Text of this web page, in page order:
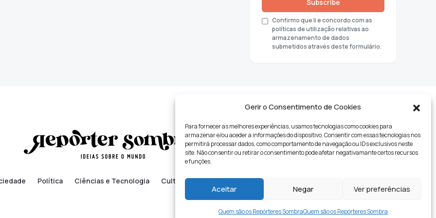
Gerir o Consentimento de Cookies
Para fornecer as melhores experiências, usamos tecnologias como cookies para
armazenar e/ou aceder a informações do dispositivo. Consentir com essas tecnologias nos
permitirá processar dados, como comportamento de navegação ou IDs exclusivos neste
site. Não consentir ou retirar o consentimento pode afetar negativamante certos recursos
e funções.
Aceitar Negar Ver preferências
Quem são os Repórteres SombraQuem são os Repórteres Sombra
Subscribe
Confirmo que li e concordo com as
políticas de utilização relativas ao
armazenamento de dados
submetidos através deste formulário.
Política Ciências e Tecnologia Cultura Lifestyle